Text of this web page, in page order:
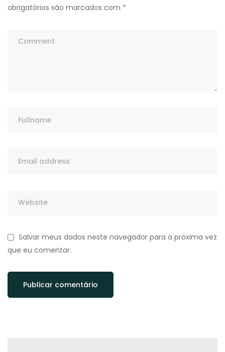
obrigatórios são marcados com *
Salvar meus dados neste navegador para a próxima vez
que eu comentar.